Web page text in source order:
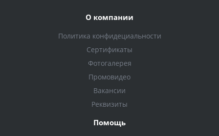
О компании
Политика конфидециальности
Сертификаты
Фотогалерея
Промовидео
Вакансии
Реквизиты
Помощь